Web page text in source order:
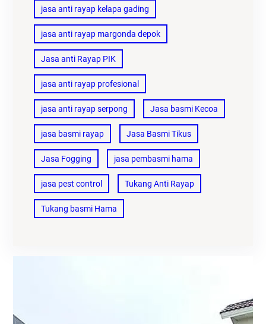
jasa anti rayap kelapa gading
jasa anti rayap margonda depok
Jasa anti Rayap PIK
jasa anti rayap profesional
jasa anti rayap serpong Jasa basmi Kecoa
jasa basmi rayap Jasa Basmi Tikus
Jasa Fogging jasa pembasmi hama
jasa pest control Tukang Anti Rayap
Tukang basmi Hama